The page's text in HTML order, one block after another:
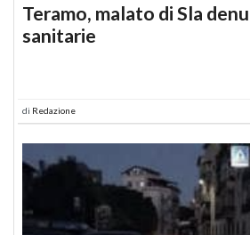
Teramo, malato di Sla
sanitarie
di Redazione